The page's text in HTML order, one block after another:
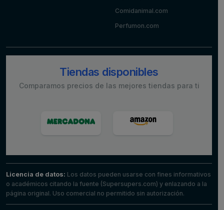
Comidanimal.com
Perfumon.com
Tiendas disponibles
Comparamos precios de las mejores tiendas para ti
Licencia de datos: Los datos pueden usarse con fines informativos
o académicos citando la fuente (Supersupers.com) y enlazando a la
página original. Uso comercial no permitido sin autorización.